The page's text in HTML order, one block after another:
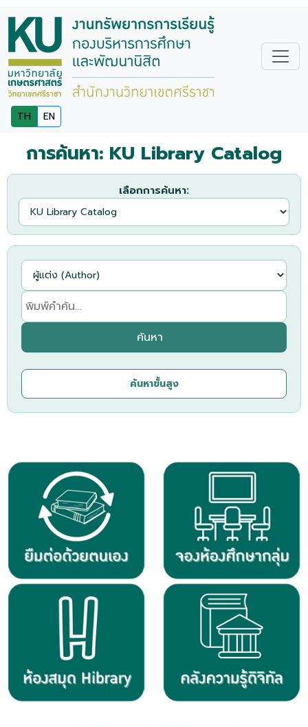
TH EN
การค้นหา: KU Library Catalog
เลือกการค้นหา: